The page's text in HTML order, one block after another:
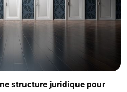
structure juridique pour